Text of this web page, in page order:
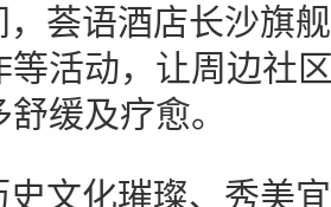
，荟语酒店长沙旗
等活动，让周边社
缓及疗愈。
史文化璀璨、秀美